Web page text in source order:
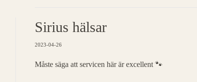
Sirius hälsar
2023-04-26
Måste säga att servicen här är excellent 🐾